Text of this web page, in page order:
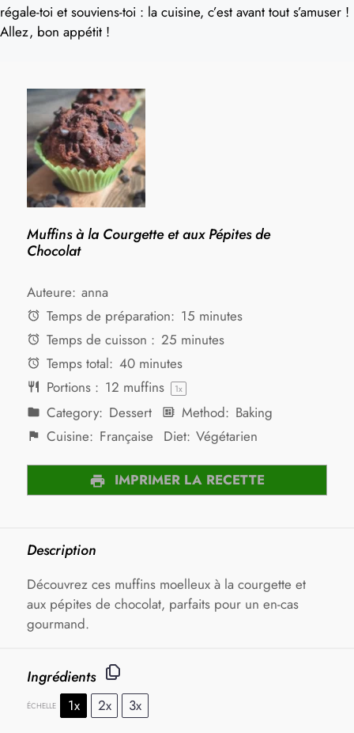
régale-toi et souviens-toi : la cuisine, c’est avant tout s’amuser !
Allez, bon appétit !
Muffins à la Courgette et aux Pépites de
Chocolat
Auteure: anna
Temps de préparation: 15 minutes
Temps de cuisson : 25 minutes
Temps total: 40 minutes
Portions : 12 muffins 1x
Category: Dessert Method: Baking
Cuisine: Française Diet: Végétarien
IMPRIMER LA RECETTE
Description
Découvrez ces muffins moelleux à la courgette et
aux pépites de chocolat, parfaits pour un en-cas
gourmand.
Ingrédients
ÉCHELLE 1x 2x 3x